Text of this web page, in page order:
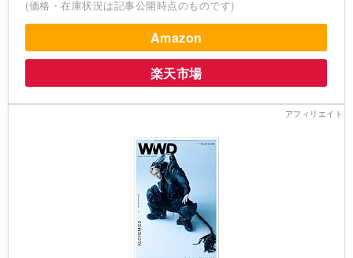
(価格・在庫状況は記事公開時点のものです)
Amazon
楽天市場